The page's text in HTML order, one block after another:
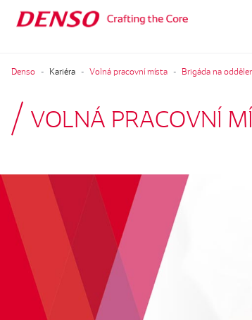
Denso Kariéra Volná pracovní místa Brigáda na
VOLNÁ PRACOVNÍ